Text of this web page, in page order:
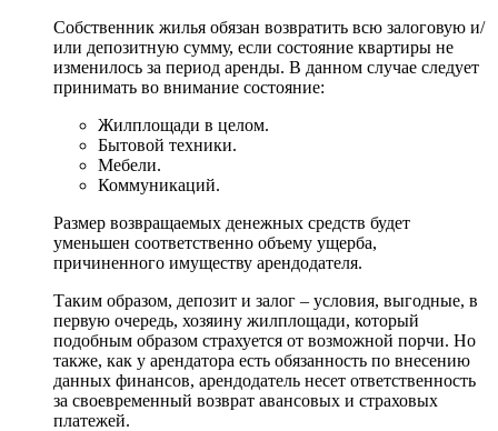
Собственник жилья обязан возвратить всю залоговую и/
или депозитную сумму, если состояние квартиры не
изменилось за период аренды. В данном случае следует
принимать во внимание состояние:
Жилплощади в целом.
Бытовой техники.
Мебели.
Коммуникаций.
Размер возвращаемых денежных средств будет
уменьшен соответственно объему ущерба,
причиненного имуществу арендодателя.
Таким образом, депозит и залог – условия, выгодные, в
первую очередь, хозяину жилплощади, который
подобным образом страхуется от возможной порчи. Но
также, как у арендатора есть обязанность по внесению
данных финансов, арендодатель несет ответственность
за своевременный возврат авансовых и страховых
платежей.